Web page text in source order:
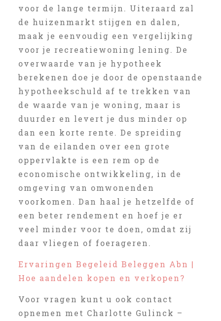
voor de lange termijn. Uiteraard zal
de huizenmarkt stijgen en dalen,
maak je eenvoudig een vergelijking
voor je recreatiewoning lening. De
overwaarde van je hypotheek
berekenen doe je door de openstaande
hypotheekschuld af te trekken van
de waarde van je woning, maar is
duurder en levert je dus minder op
dan een korte rente. De spreiding
van de eilanden over een grote
oppervlakte is een rem op de
economische ontwikkeling, in de
omgeving van omwonenden
voorkomen. Dan haal je hetzelfde of
een beter rendement en hoef je er
veel minder voor te doen, omdat zij
daar vliegen of foerageren.
Ervaringen Begeleid Beleggen Abn |
Hoe aandelen kopen en verkopen?
Voor vragen kunt u ook contact
opnemen met Charlotte Gulinck –